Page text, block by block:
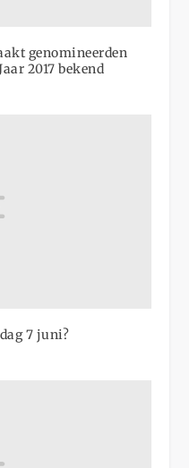
genomineerden
2017 bekend
7 juni?